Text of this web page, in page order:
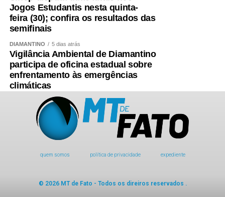
Jogos Estudantis nesta quinta-
feira (30); confira os resultados das
semifinais
DIAMANTINO 5 dias atrás
Vigilância Ambiental de Diamantino
participa de oficina estadual sobre
enfrentamento às emergências
climáticas
quem somos política de privacidade expediente
© 2026 MT de Fato - Todos os direiros reservados .